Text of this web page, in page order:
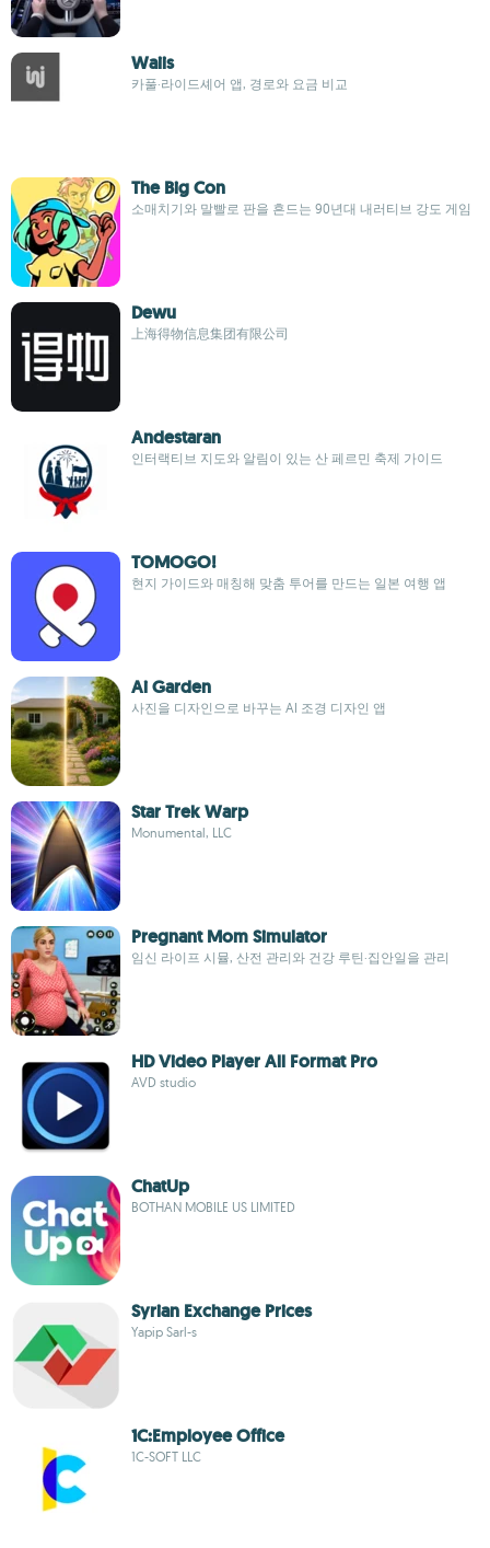
Waiis
카풀·라이드셰어 앱, 경로와 요금 비교
The Big Con
소매치기와 말빨로 판을 흔드는 90년대 내러티브 강도 게임
Dewu
上海得物信息集团有限公司
Andestaran
인터랙티브 지도와 알림이 있는 산 페르민 축제 가이드
TOMOGO!
현지 가이드와 매칭해 맞춤 투어를 만드는 일본 여행 앱
Ai Garden
사진을 디자인으로 바꾸는 AI 조경 디자인 앱
Star Trek Warp
Monumental, LLC
Pregnant Mom Simulator
임신 라이프 시뮬, 산전 관리와 건강 루틴·집안일을 관리
HD Video Player All Format Pro
AVD studio
ChatUp
BOTHAN MOBILE US LIMITED
Syrian Exchange Prices
Yapip Sarl-s
1C:Employee Office
1C-SOFT LLC